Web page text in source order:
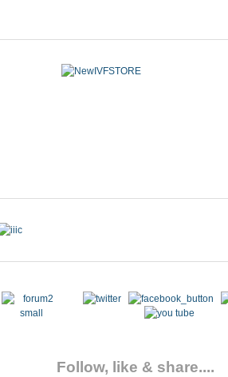
Follow, like & share....